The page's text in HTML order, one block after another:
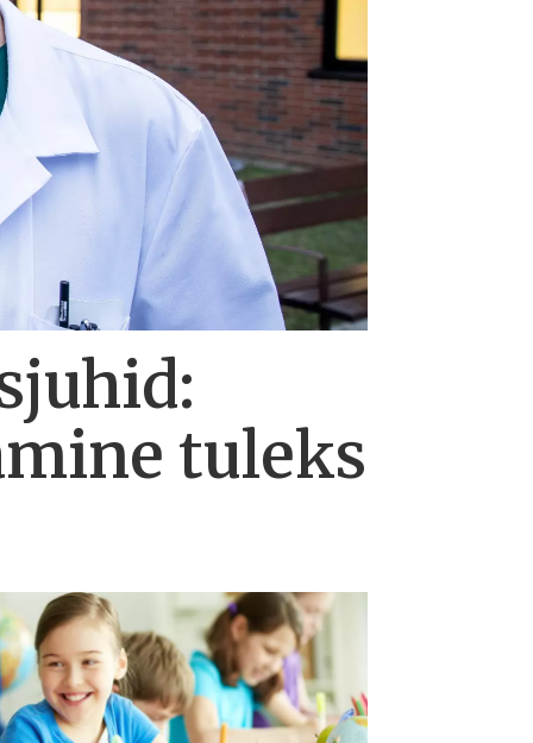
tuleks